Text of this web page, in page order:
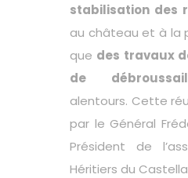
stabilisation des
au château et à la
que des travaux
de
alentours. Cette
par le Général
Président de
Héritiers du